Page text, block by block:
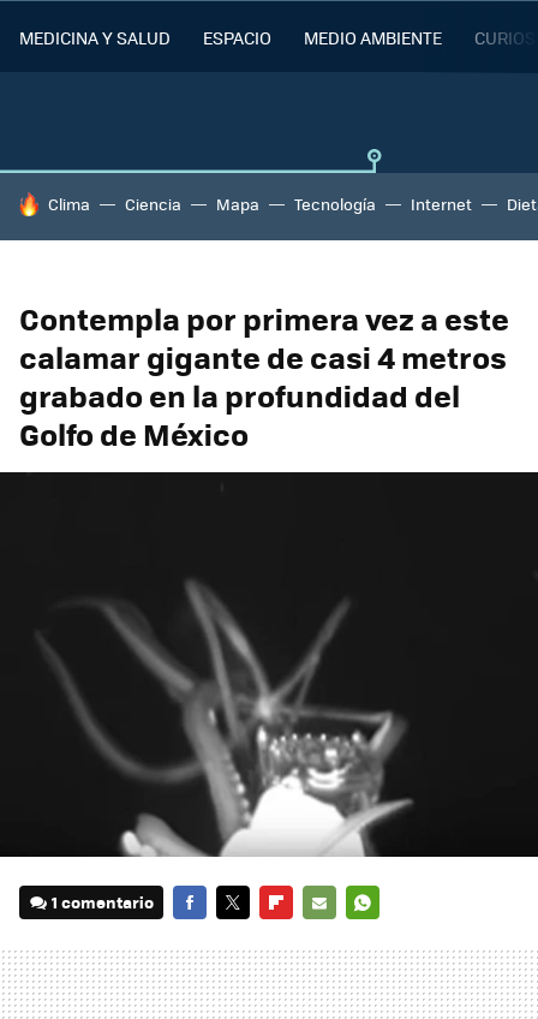
MEDICINA Y SALUD ESPACIO MEDIO AMBIENTE
HOY SE HABLA DE
Clima Ciencia Mapa Tecnología Internet
Contempla por primera vez a este
calamar gigante de casi 4 metros
grabado en la profundidad del
Golfo de México
1 comentario
MAIL